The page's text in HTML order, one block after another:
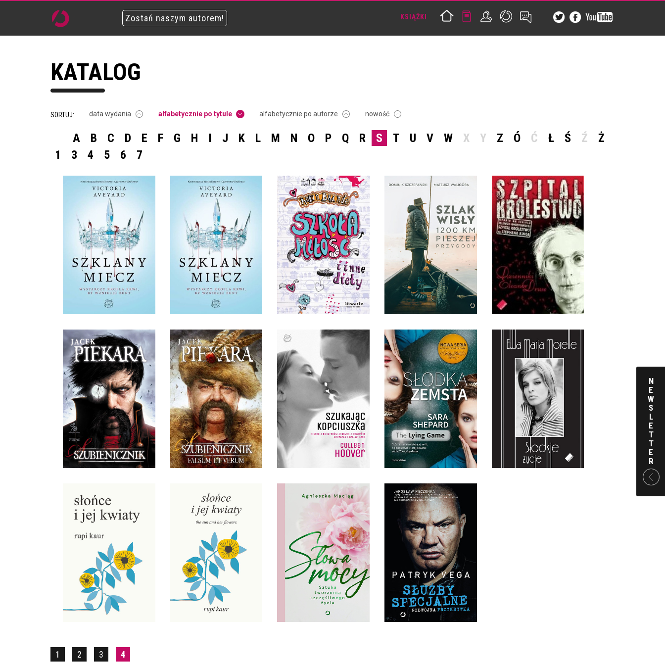
Zostań naszym autorem! KSIĄŻKI
KATALOG
SORTUJ: data wydania alfabetycznie po tytule alfabetycznie po autorze nowość
A B C D E F G H I J K L M N O P Q R S T U V W X Y Z Ó Ć Ł Ś Ź
Ż
1
3 4 5 6 7
SZKLANY MIECZ
VICTORIA AVEYARD
OPRAWA MIĘKKA
36,90 ZŁ
SZKLANY MIECZ
VICTORIA AVEYARD
OPRAWA TWARDA
39,90 ZŁ
SZKOŁA, MIŁOŚĆ I INNE
DIETY
ROBIN BRANDE
OPRAWA MIĘKKA
34,90 ZŁ
SZLAK WISŁY. 1200 KM
PIESZEJ PRZYGODY
MATEUSZ WALIGÓRA,
DOMINIK SZCZEPAŃSKI
OPRAWA MIĘKKA
79,99 ZŁ
SZPITAL KRÓLESTWO
ELEANOR DRUSE
29,00 ZŁ
SZUBIENICZNIK
JACEK PIEKARA
OPRAWA MIĘKKA
39,90 ZŁ
SZUBIENICZNIK
JACEK PIEKARA
OPRAWA MIĘKKA
39,90 ZŁ
SZUKAJĄC KOPCIUSZKA
COLLEEN HOOVER
17,90 ZŁ
SŁODKA ZEMSTA
SARA SHEPARD
OPRAWA MIĘKKA
36,90 ZŁ
SŁODKIE ŻYCIE
EWA MARIA MORELLE
OPRAWA MIĘKKA
34,00 ZŁ
SŁOŃCE I JEJ KWIATY
RUPI KAUR
OPRAWA MIĘKKA
34,90 ZŁ
SŁOŃCE I JEJ KWIATY
RUPI KAUR
OPRAWA TWARDA
39,90 ZŁ
SŁOWA MOCY
AGNIESZKA MACIĄG
OPRAWA TWARDA
59,90 ZŁ
SŁUŻBY SPECJALNE
PATRYK VEGA
OPRAWA MIĘKKA
36,90 ZŁ
1 2 3 4
N
E
W
S
L
E
T
T
E
R